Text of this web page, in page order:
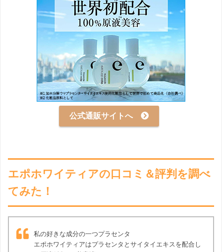
公式通販サイトへ
エポホワイティアの口コミ＆評判を調べ
てみた！
私の好きな成分の一つプラセンタ
エポホワイティアはプラセンタとサイタイエキスを配合し